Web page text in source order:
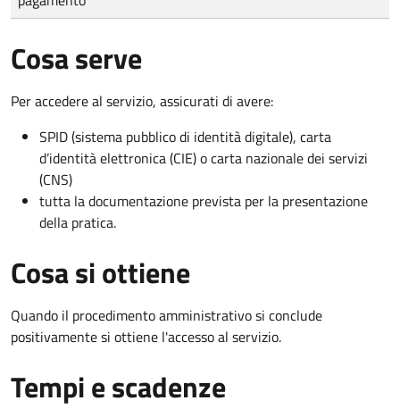
Cosa serve
Per accedere al servizio, assicurati di avere:
SPID (sistema pubblico di identità digitale), carta
d’identità elettronica (CIE) o carta nazionale dei servizi
(CNS)
tutta la documentazione prevista per la presentazione
della pratica.
Cosa si ottiene
Quando il procedimento amministrativo si conclude
positivamente si ottiene l'accesso al servizio.
Tempi e scadenze